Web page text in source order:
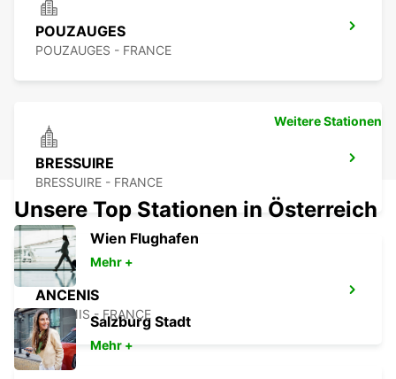
POUZAUGES
POUZAUGES - FRANCE
BRESSUIRE
BRESSUIRE - FRANCE
ANCENIS
ANCENIS - FRANCE
Weitere Stationen
Unsere Top Stationen in Österreich
Wien Flughafen
Mehr +
Salzburg Stadt
Mehr +